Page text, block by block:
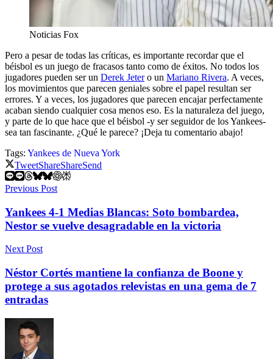
Noticias Fox
Pero a pesar de todas las críticas, es importante recordar que el
béisbol es un juego de fracasos tanto como de éxitos. No todos los
jugadores pueden ser un Derek Jetero un Mariano Rivera. A veces,
los movimientos que parecen geniales sobre el papel resultan ser
errores. Y a veces, los jugadores que parecen encajar perfectamente
acaban siendo cualquier cosa menos eso. Es la naturaleza del juego,
y parte de lo que hace que el béisbol -y ser seguidor de los Yankees-
sea tan fascinante. ¿Qué le parece? ¡Deja tu comentario abajo!
Tags: Yankees de Nueva York
TweetShareShareSend
Previous Post
Yankees 4-1 Medias Blancas: Soto bombardea,
Nestor se vuelve desagradable en la victoria
Next Post
Néstor Cortés mantiene la confianza de Boone y
protege a sus agotados relevistas en una gema de 7
entradas